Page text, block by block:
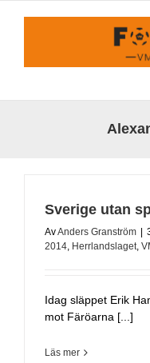
Sverige utan
AvAnders Granström |
2014, Herrlandslaget,
Idag släppet Erik
mot Färöarna [...]
Läs mer